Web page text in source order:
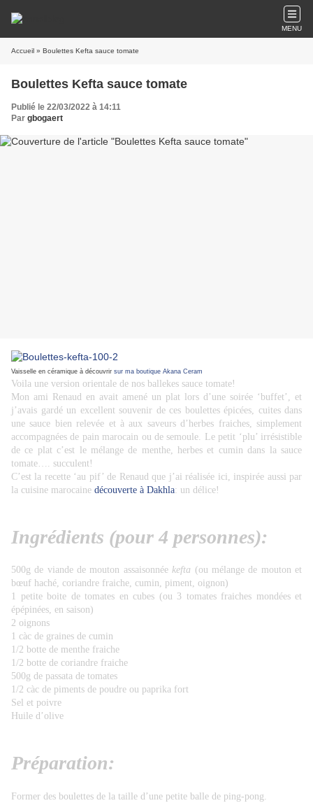
MENU
Accueil » Boulettes Kefta sauce tomate
Boulettes Kefta sauce tomate
Publié le 22/03/2022 à 14:11
Par gbogaert
Vaisselle en céramique à découvrir sur ma boutique Akana Ceram
Voila une version orientale de nos ballekes sauce tomate!
Mon ami Renaud en avait amené un plat lors d’une soirée ‘buffet’, et
j’avais gardé un excellent souvenir de ces boulettes épicées, cuites dans
une sauce bien relevée et à aux saveurs d’herbes fraiches, simplement
accompagnées de pain marocain ou de semoule. Le petit ‘plu’ irrésistible
de ce plat c’est le mélange de menthe, herbes et cumin dans la sauce
tomate…. succulent!
C’est la recette ‘au pif’ de Renaud que j’ai réalisée ici, inspirée aussi par
la cuisine marocaine découverte à Dakhla: un délice!
Ingrédients (pour 4 personnes):
500g de viande de mouton assaisonnéekefta (ou mélange de mouton et
bœuf haché, coriandre fraiche, cumin, piment, oignon)
1 petite boite de tomates en cubes (ou 3 tomates fraiches mondées et
épépinées, en saison)
2 oignons
1 càc de graines de cumin
1/2 botte de menthe fraiche
1/2 botte de coriandre fraiche
500g de passata de tomates
1/2 càc de piments de poudre ou paprika fort
Sel et poivre
Huile d’olive
Préparation:
Former des boulettes de la taille d’une petite balle de ping-pong.